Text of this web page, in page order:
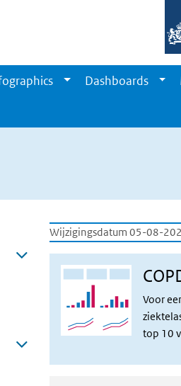
Dashboards
Wijzigingsdatum 05-08-
Voor
top 10